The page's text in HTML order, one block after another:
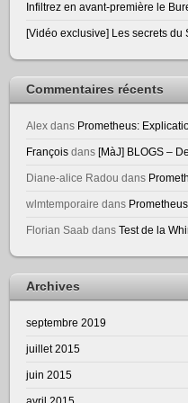
Infiltrez en avant-première le
[Vidéo exclusive] Les secrets du
Commentaires récents
Alex dans Prometheus:
François dans [MàJ] BLOGS –
Diane-alice Radou dans
wlmtemporaire dans
Florian Saab dansTest de la
Archives
septembre 2019
juillet 2015
juin 2015